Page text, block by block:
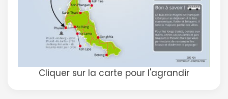
Cliquer sur la carte pour l'agrandir